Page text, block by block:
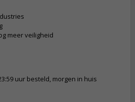
meer veiligheid
uur besteld, morgen in huis